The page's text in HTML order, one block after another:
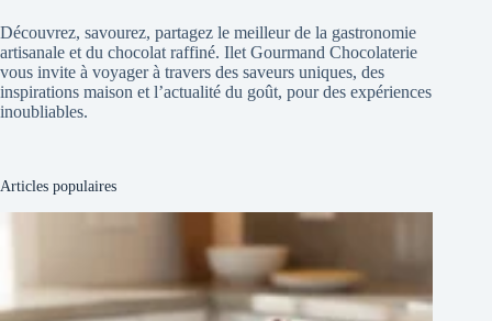
Découvrez, savourez, partagez le meilleur de la gastronomie
artisanale et du chocolat raffiné. Ilet Gourmand Chocolaterie
vous invite à voyager à travers des saveurs uniques, des
inspirations maison et l’actualité du goût, pour des expériences
inoubliables.
Articles populaires